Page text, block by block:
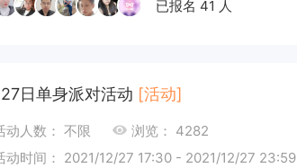
已报名 41 人
日单身派对活动 [活动]
动人数： 不限
浏览： 4282
动时间： 2021/12/27 17:30 - 2021/12/27 23:59